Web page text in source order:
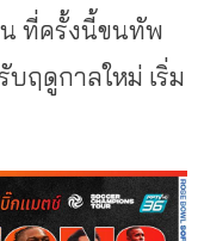
น ที่ครั้งนี้ขนทัพ
ฤดูกาลใหม่ เริ่ม